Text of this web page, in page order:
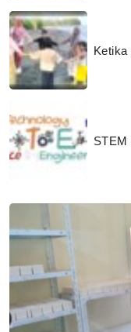
Ketika
STEM